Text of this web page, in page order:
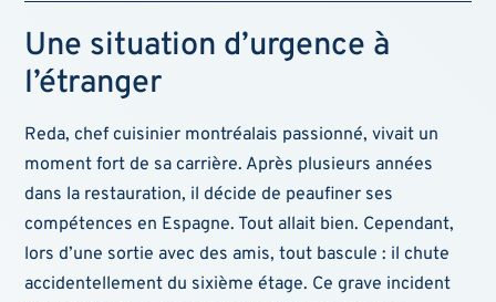
Une situation d’urgence à
l’étranger
Reda, chef cuisinier montréalais passionné, vivait un
moment fort de sa carrière. Après plusieurs années
dans la restauration, il décide de peaufiner ses
compétences en Espagne. Tout allait bien. Cependant,
lors d’une sortie avec des amis, tout bascule : il chute
accidentellement du sixième étage. Ce grave incident